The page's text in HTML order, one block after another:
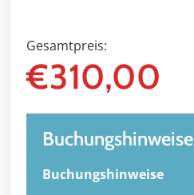
Gesamtpreis:
€310,00
Buchungshinweise
Buchungshinweise